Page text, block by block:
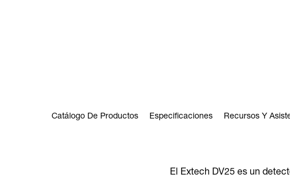
Catálogo De Productos Especificaciones Recursos Y
El Extech DV25 es un